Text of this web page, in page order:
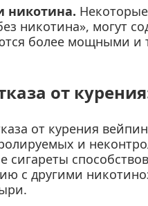
никотина.
никотина», могут
более мощными
от
от курения
и
сигареты
с другими